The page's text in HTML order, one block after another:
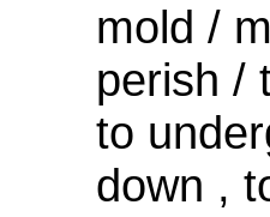
mold /
perish /
to
down ,